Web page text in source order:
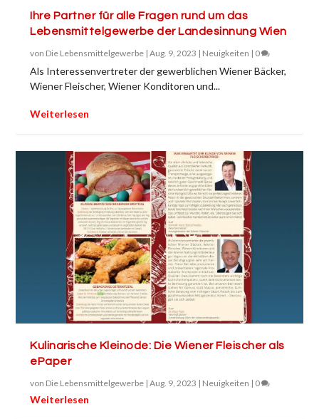
Ihre Partner für alle Fragen rund um das
Lebensmittelgewerbe der Landesinnung Wien
von Die Lebensmittelgewerbe |Aug. 9, 2023 | Neuigkeiten | 0
Als Interessenvertreter der gewerblichen Wiener Bäcker,
Wiener Fleischer, Wiener Konditoren und...
Weiterlesen
Kulinarische Kleinode: Die Wiener Fleischer als
ePaper
von Die Lebensmittelgewerbe |Aug. 9, 2023 | Neuigkeiten | 0
Weiterlesen